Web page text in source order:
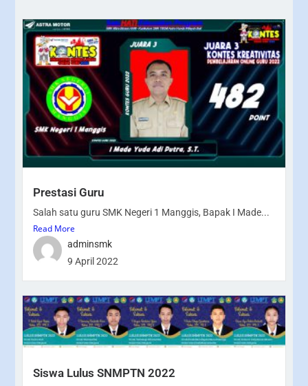
Prestasi Guru
Salah satu guru SMK Negeri 1 Manggis, Bapak I Made...
Read More
adminsmk
9 April 2022
Siswa Lulus SNMPTN 2022